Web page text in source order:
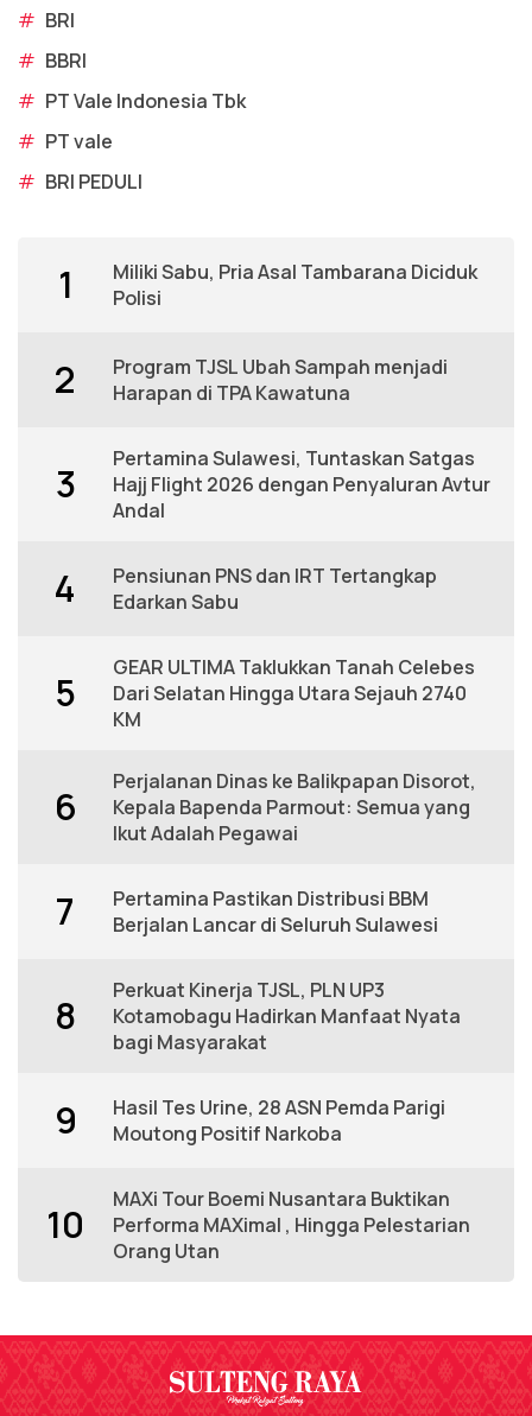
# BRI
# BBRI
# PT Vale Indonesia Tbk
# PT vale
# BRI PEDULI
1
Miliki Sabu, Pria Asal Tambarana Diciduk
Polisi
2
Program TJSL Ubah Sampah menjadi
Harapan di TPA Kawatuna
3
Pertamina Sulawesi, Tuntaskan Satgas
Hajj Flight 2026 dengan Penyaluran Avtur
Andal
4
Pensiunan PNS dan IRT Tertangkap
Edarkan Sabu
5
GEAR ULTIMA Taklukkan Tanah Celebes
Dari Selatan Hingga Utara Sejauh 2740
KM
6
Perjalanan Dinas ke Balikpapan Disorot,
Kepala Bapenda Parmout: Semua yang
Ikut Adalah Pegawai
7
Pertamina Pastikan Distribusi BBM
Berjalan Lancar di Seluruh Sulawesi
8
Perkuat Kinerja TJSL, PLN UP3
Kotamobagu Hadirkan Manfaat Nyata
bagi Masyarakat
9
Hasil Tes Urine, 28 ASN Pemda Parigi
Moutong Positif Narkoba
10
MAXi Tour Boemi Nusantara Buktikan
Performa MAXimal , Hingga Pelestarian
Orang Utan